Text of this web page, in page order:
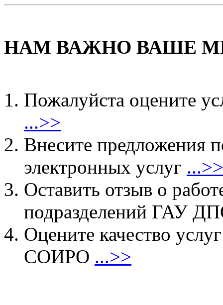
НАМ ВАЖНО ВАШЕ
Пожалуйста оцените
...>>
Внесите предложения
электронных услуг ...>>
Оставить отзыв о
подразделений ГАУ
Оцените качество
СОИРО ...>>